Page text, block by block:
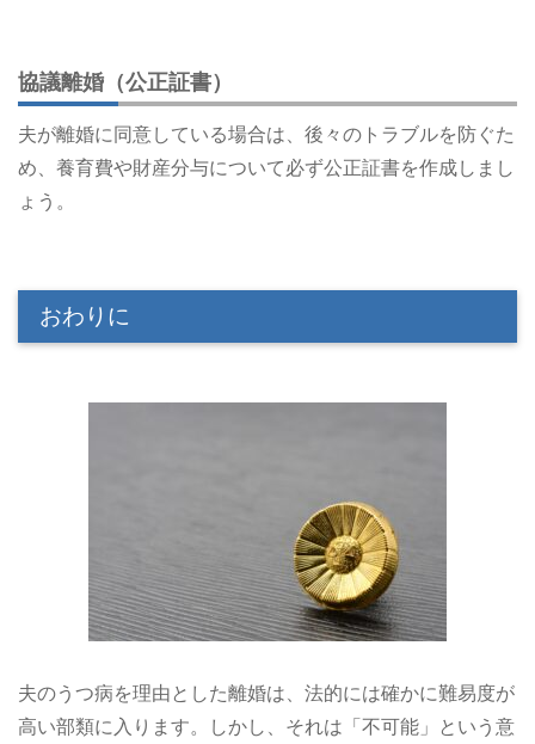
協議離婚（公正証書）
夫が離婚に同意している場合は、後々のトラブルを防ぐた
め、養育費や財産分与について必ず公正証書を作成しまし
ょう。
おわりに
夫のうつ病を理由とした離婚は、法的には確かに難易度が
高い部類に入ります。しかし、それは「不可能」という意